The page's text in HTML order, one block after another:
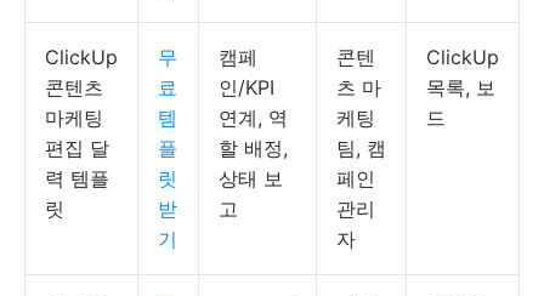
ClickUp
콘텐츠
마케팅
편집 달
력 템플
릿
무
료
템
플
릿
받
기
캠페
인/KPI
연계, 역
할 배정,
상태 보
고
콘텐
츠 마
케팅
팀, 캠
페인
관리
자
ClickUp
목록, 보
드